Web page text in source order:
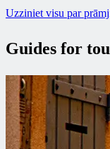
Uzziniet visu par
Guides for